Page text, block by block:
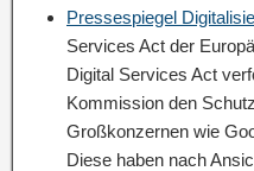
Pressespiegel
Services Act der
Digital Services Act
Kommission den
Großkonzernen wie
Diese haben nach